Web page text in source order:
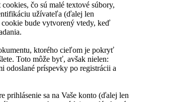
čo sú malé textové súbory,
užívateľa (ďalej len
bude vytvorený vtedy, keď
ktorého cieľom je pokryť
Toto môže byť, avšak nielen:
odoslané príspevky po registrácii a
prihlásenie sa na Vaše konto (ďalej len